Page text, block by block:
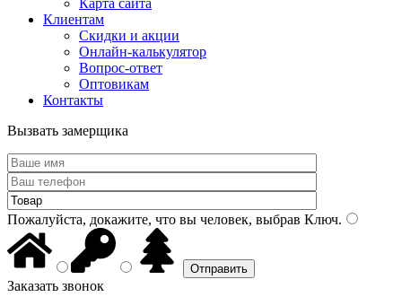
Карта сайта
Клиентам
Скидки и акции
Онлайн-калькулятор
Вопрос-ответ
Оптовикам
Контакты
Вызвать замерщика
Пожалуйста, докажите, что вы человек, выбрав Ключ.
Заказать звонок